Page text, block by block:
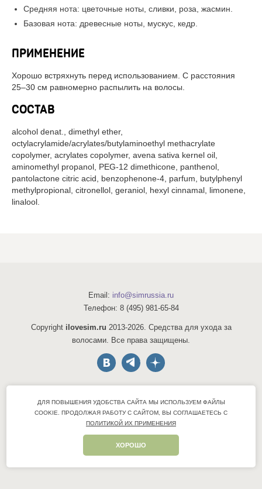
Средняя нота: цветочные ноты, сливки, роза, жасмин.
Базовая нота: древесные ноты, мускус, кедр.
ПРИМЕНЕНИЕ
Хорошо встряхнуть перед использованием. С расстояния
25–30 см равномерно распылить на волосы.
СОСТАВ
alcohol denat., dimethyl ether,
octylacrylamide/acrylates/butylaminoethyl methacrylate
copolymer, acrylates copolymer, avena sativa kernel oil,
aminomethyl propanol, PEG-12 dimethicone, panthenol,
pantolactone citric acid, benzophenone-4, parfum, butylphenyl
methylpropional, citronellol, geraniol, hexyl cinnamal, limonene,
linalool.
ДЛЯ ПОВЫШЕНИЯ УДОБСТВА САЙТА МЫ ИСПОЛЬЗУЕМ ФАЙЛЫ
COOKIE.
ПРОДОЛЖАЯ РАБОТУ С САЙТОМ, ВЫ СОГЛАШАЕТЕСЬ С
ПОЛИТИКОЙ ИХ ПРИМЕНЕНИЯ
ХОРОШО
Email: info@simrussia.ru
Телефон: 8 (495) 981-65-84
Copyright ilovesim.ru 2013-2026. Средства для ухода за
волосами. Все права защищены.
Консультации
Оптовые продажи
Контакты